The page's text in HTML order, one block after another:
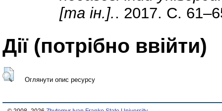
[та ін.].. 2017. С.
Дії ​​(потрібно ввійти)
Оглянути опис ресурсу